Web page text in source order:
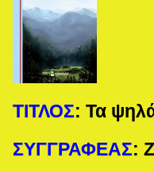
ΤΙΤΛΟΣ:Τα
ΣΥΓΓΡΑΦΕΑΣ: